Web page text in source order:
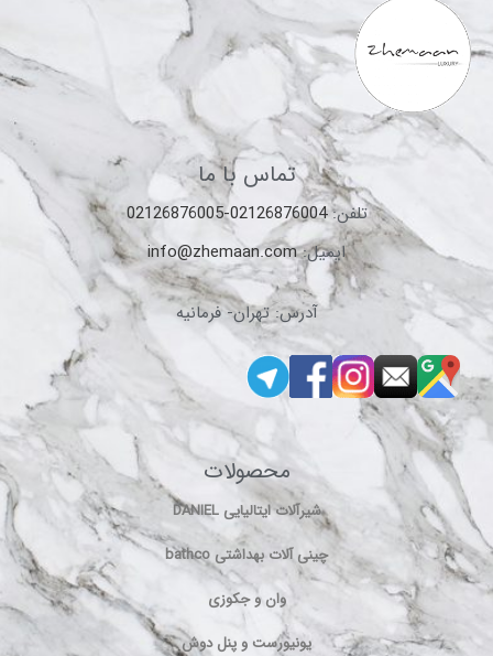
تماس با ما
تلفن:02126876004-02126876005
ایمیل:info@zhemaan.com
آدرس: تهران- فرمانیه
محصولات
شیرآلات ایتالیایی DANIEL
چینی آلات بهداشتی bathco
وان و جکوزی
یونیورست و پنل دوش